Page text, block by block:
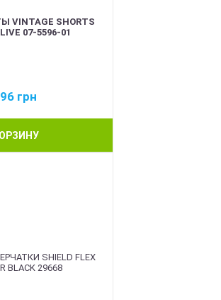
VINTAGE SHORTS
07-5596-01
грн